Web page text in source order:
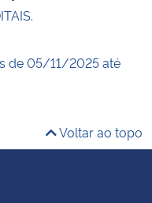
de 05/11/2025 até
Voltar ao topo